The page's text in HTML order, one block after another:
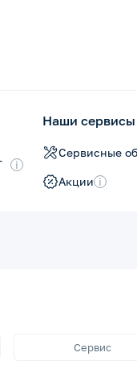
i
Наши сервисы
Сервисные
Акции i
Сервис